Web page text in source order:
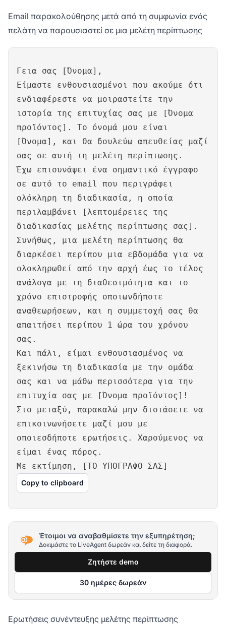
Email παρακολούθησης μετά από τη συμφωνία ενός
πελάτη να παρουσιαστεί σε μια μελέτη περίπτωσης
Γεια σας [Όνομα],
Είμαστε ενθουσιασμένοι που ακούμε ότι
ενδιαφέρεστε να μοιραστείτε την
ιστορία της επιτυχίας σας με [Όνομα
προϊόντος]. Το όνομά μου είναι
[Όνομα], και θα δουλεύω απευθείας μαζί
σας σε αυτή τη μελέτη περίπτωσης.
Έχω επισυνάψει ένα σημαντικό έγγραφο
σε αυτό το email που περιγράφει
ολόκληρη τη διαδικασία, η οποία
περιλαμβάνει [λεπτομέρειες της
διαδικασίας μελέτης περίπτωσης σας].
Συνήθως, μια μελέτη περίπτωσης θα
διαρκέσει περίπου μια εβδομάδα για να
ολοκληρωθεί από την αρχή έως το τέλος
ανάλογα με τη διαθεσιμότητα και το
χρόνο επιστροφής οποιωνδήποτε
αναθεωρήσεων, και η συμμετοχή σας θα
απαιτήσει περίπου 1 ώρα του χρόνου
σας.
Και πάλι, είμαι ενθουσιασμένος να
ξεκινήσω τη διαδικασία με την ομάδα
σας και να μάθω περισσότερα για την
επιτυχία σας με [Όνομα προϊόντος]!
Στο μεταξύ, παρακαλώ μην διστάσετε να
επικοινωνήσετε μαζί μου με
οποιεσδήποτε ερωτήσεις. Χαρούμενος να
είμαι ένας πόρος.
Με εκτίμηση, [ΤΟ ΥΠΟΓΡΑΦΟ ΣΑΣ]
Copy to clipboard
Έτοιμοι να αναβαθμίσετε την εξυπηρέτηση;
Δοκιμάστε το LiveAgent δωρεάν και δείτε τη διαφορά.
Ζητήστε demo
30 ημέρες δωρεάν
Ερωτήσεις συνέντευξης μελέτης περίπτωσης